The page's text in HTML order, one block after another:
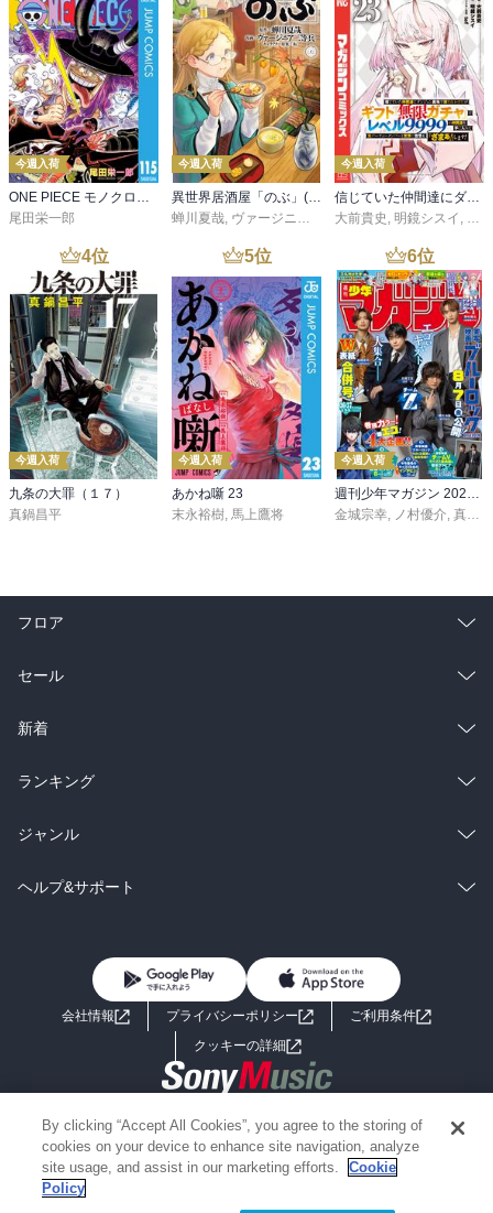
今週入荷
ONE PIECE モノクロ版 115
尾田栄一郎
今週入荷
異世界居酒屋「のぶ」(22)
蝉川夏哉, ヴァージニア二等兵 ,転
今週入荷
信じていた仲間達にダンジョン奥地で殺されかけたがギフト『無限ガチャ』でレベル９９９９の仲間達を手に入れて元パーティーメンバーと世界に復讐＆『ざまぁ！』します！（２３）
大前貴史 , 明鏡シスイ , ｔ
4位
今週入荷
九条の大罪（１７）
真鍋昌平
5位
今週入荷
あかね噺 23
末永裕樹, 馬上鷹将
6位
今週入荷
週刊少年マガジン 2026年36・37号[2026年8月5日発売]
金城宗幸, ノ村優介, 真島ヒロ
フロア
総合
ラノベ
雑誌・グラビア
BL・TL
セール
総合
ラノベ
雑誌・グラビア
BL・TL
新着
総合
ラノベ
雑誌・グラビア
ランキング
総合
ラノベ
ジャンル
コミック
ライトノベル 男子向けラノベ
小説
海外小説
ミステリー SF
歴史・時代小説
ヘルプ&サポート
よくあるご質問 お問い合わせ
会社情報 プライバシーポリシー
ご利用条件
クッキーの詳細
Copyright 2017 - 2026 Sony Music Entertainment(Japan) Inc.
Information on the site is for the Japan domestic market only
powered by
By clicking “Accept All Cookies”, you agree to the storing of
cookies on your device to enhance site navigation, analyze
site usage, and assist in our marketing efforts.
Cookie
Policy